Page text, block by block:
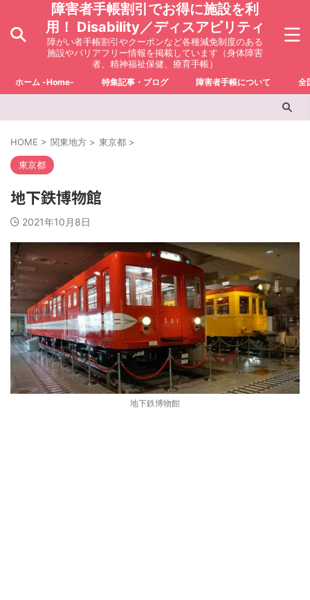
障害者手帳割引でお得に施設を利
用！ Disability／ディスアビリティ
障がい者手帳割引やクーポンなど各種減免制度のある
施設やバリアフリー情報を掲載しています（身体障害
者、精神福祉保健、療育手帳）
ホーム -Home- 特集記事・ブログ 障害者手帳について 全
HOME > 関東地方 > 東京都 >
東京都
地下鉄博物館
2021年10月8日
地下鉄博物館